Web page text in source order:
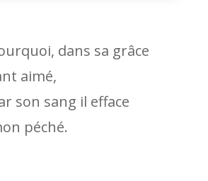
dans sa grâce
aimé,
son sang il efface
péché.